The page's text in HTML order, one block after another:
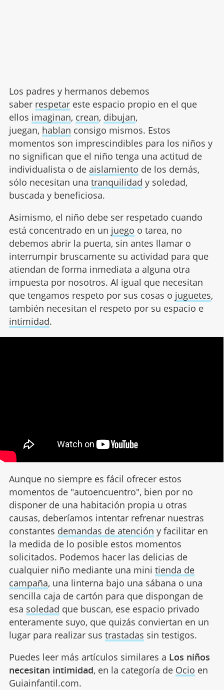
Los padres y hermanos debemos
saber respetareste espacio propio en el que
ellos imaginan, crean, dibujan,
juegan, hablan consigo mismos. Estos
momentos son imprescindibles para los niños y
no significan que el niño tenga una actitud de
individualista o de aislamiento de los demás,
sólo necesitan una tranquilidad y soledad,
buscada y beneficiosa.
Asimismo, el niño debe ser respetado cuando
está concentrado en un juego o tarea, no
debemos abrir la puerta, sin antes llamar o
interrumpir bruscamente su actividad para que
atiendan de forma inmediata a alguna otra
impuesta por nosotros. Al igual que necesitan
que tengamos respeto por sus cosas o juguetes,
también necesitan el respeto por su espacio e
intimidad.
Aunque no siempre es fácil ofrecer estos
momentos de "autoencuentro", bien por no
disponer de una habitación propia u otras
causas, deberíamos intentar refrenar nuestras
constantes demandas de atención y facilitar en
la medida de lo posible estos momentos
solicitados. Podemos hacer las delicias de
cualquier niño mediante una mini tienda de
campaña, una linterna bajo una sábana o una
sencilla caja de cartón para que dispongan de
esa soledad que buscan, ese espacio privado
enteramente suyo, que quizás conviertan en un
lugar para realizar sus trastadas sin testigos.
Puedes leer más artículos similares a Los niños
necesitan intimidad, en la categoría de Ocio en
Guiainfantil.com.